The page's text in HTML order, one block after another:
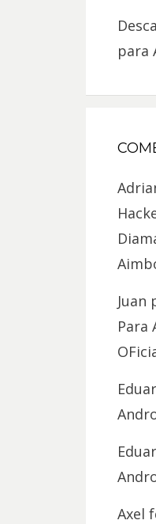
para
Juan
Para
Axel